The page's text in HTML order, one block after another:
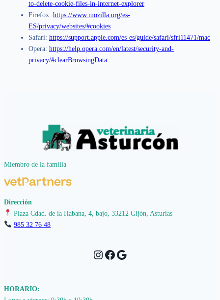
to-delete-cookie-files-in-internet-explorer
Firefox: https://www.mozilla.org/es-
ES/privacy/websites/#cookies
Safari: https://support.apple.com/es-es/guide/safari/sfri11471/mac
Opera: https://help.opera.com/en/latest/security-and-
privacy/#clearBrowsingData
Miembro de la familia
Dirección
Plaza Cdad. de la Habana, 4, bajo, 33212 Gijón, Asturias
985 32 76 48
Instagram Facebook Google
HORARIO: